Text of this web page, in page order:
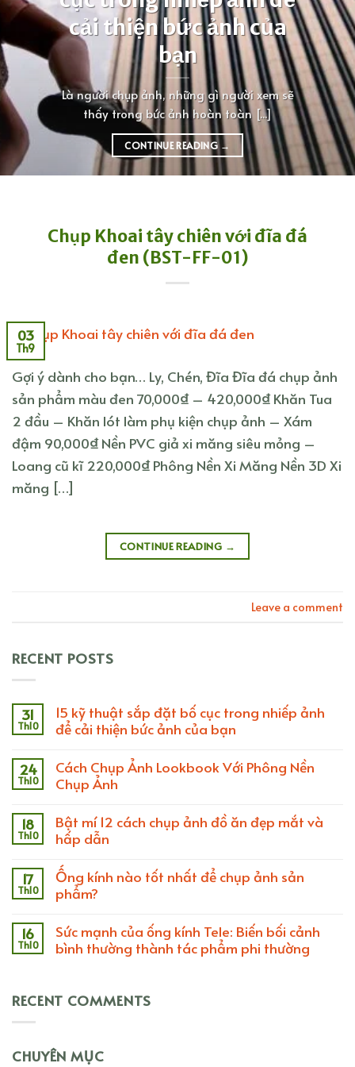
cải thiện bức ảnh của
bạn
Là người chụp ảnh, những gì người xem sẽ
thấy trong bức ảnh hoàn toàn [...]
CONTINUE READING→
Chụp Khoai tây chiên với đĩa đá
đen (BST-FF-01)
03
Th9
Gợi ý dành cho bạn… Ly, Chén, Đĩa Đĩa đá chụp ảnh
sản phẩm màu đen 70,000₫ – 420,000₫ Khăn Tua
2 đầu – Khăn lót làm phụ kiện chụp ảnh – Xám
đậm 90,000₫ Nền PVC giả xi măng siêu mỏng –
Loang cũ kĩ 220,000₫ Phông Nền Xi Măng Nền 3D Xi
măng […]
CONTINUE READING →
Leave a comment
RECENT POSTS
31
Th10
15 kỹ thuật sắp đặt bố cục trong nhiếp ảnh
để cải thiện bức ảnh của bạn
24
Th10
Cách Chụp Ảnh Lookbook Với Phông Nền
Chụp Ảnh
18
Th10
Bật mí 12 cách chụp ảnh đồ ăn đẹp mắt và
hấp dẫn
17
Th10
Ống kính nào tốt nhất để chụp ảnh sản
phẩm?
16
Th10
Sức mạnh của ống kính Tele: Biến bối cảnh
bình thường thành tác phẩm phi thường
RECENT COMMENTS
CHUYÊN MỤC